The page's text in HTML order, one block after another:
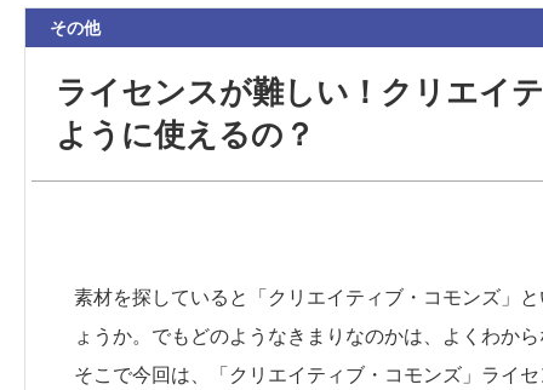
その他
ライセンスが難しい！クリエイ
ように使えるの？
素材を探していると「クリエイティブ・コモンズ」
ょうか。でもどのようなきまりなのかは、よくわか
そこで今回は、「クリエイティブ・コモンズ」ライ